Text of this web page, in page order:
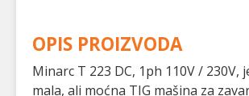
OPIS PROIZVODA
Minarc T 223 DC, 1ph 110V / 230V,
mala, ali moćna TIG mašina za